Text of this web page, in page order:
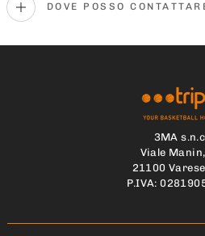
DOVE POSSO
3MA
Viale
21100
P.IVA: